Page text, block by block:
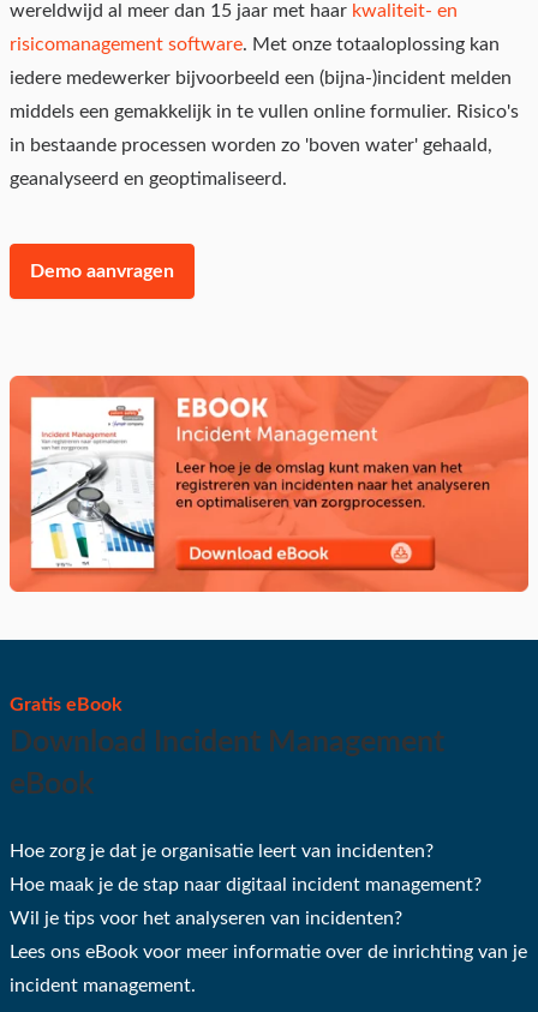
wereldwijd al meer dan 15 jaar met haar kwaliteit- en
risicomanagement software. Met onze totaaloplossing kan
iedere medewerker bijvoorbeeld een (bijna-)incident melden
middels een gemakkelijk in te vullen online formulier. Risico's
in bestaande processen worden zo 'boven water' gehaald,
geanalyseerd en geoptimaliseerd.
Demo aanvragen
Gratis eBook
Download Incident Management
eBook
Hoe zorg je dat je organisatie leert van incidenten?
Hoe maak je de stap naar digitaal incident management?
Wil je tips voor het analyseren van incidenten?
Lees ons eBook voor meer informatie over de inrichting van je
incident management.